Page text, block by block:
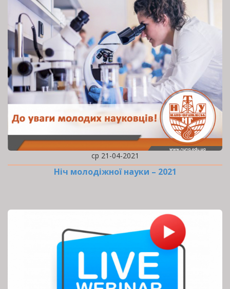
ср 21-04-2021
Ніч молодіжної науки – 2021